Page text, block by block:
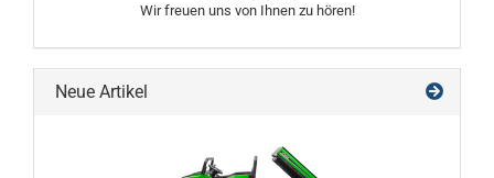
Wir freuen uns von Ihnen zu hören!
Neue Artikel